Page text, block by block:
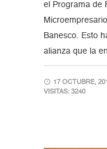
el Programa de
Banesco. Esto
alianza que la
17 OCTUBRE,
VISITAS: 3240